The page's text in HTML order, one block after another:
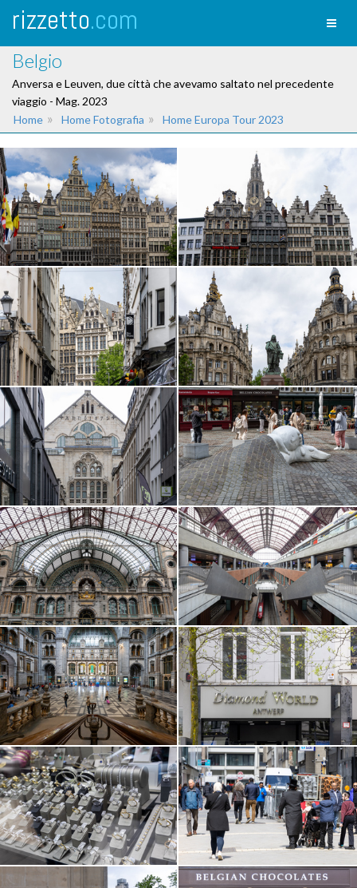
rizzetto.com
Belgio
Anversa e Leuven, due città che avevamo saltato nel precedente
viaggio - Mag. 2023
Home » Home Fotografia » Home Europa Tour 2023